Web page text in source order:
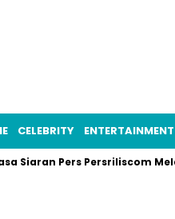
CELEBRITY ENTERTAINMENT
Siaran Pers Persriliscom